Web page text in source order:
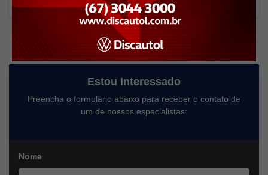
Estou Interessado
Preencha o formulário abaixo para receber o contato de
um de nossos especialistas:
Nome